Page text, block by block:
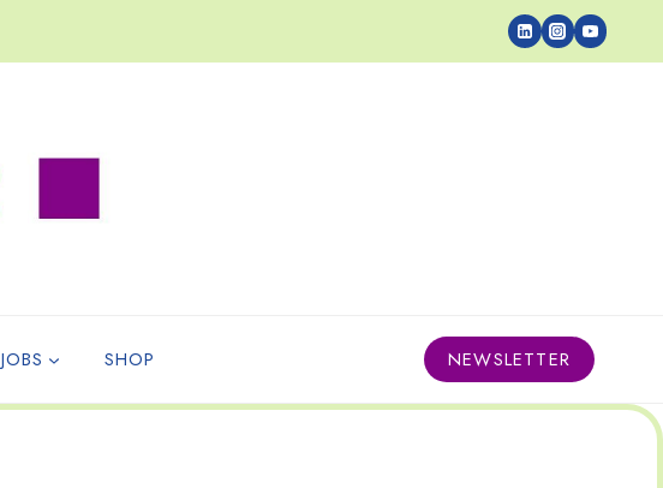
JOBS SHOP NEWSLETTER